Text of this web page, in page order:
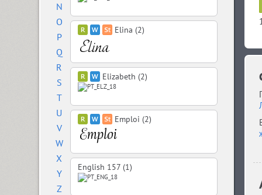
N
O
P
Q
R
S
T
U
V
W
X
Y
Z
Elina (2)
Elizabeth (2)
Emploi (2)
English 157 (1)